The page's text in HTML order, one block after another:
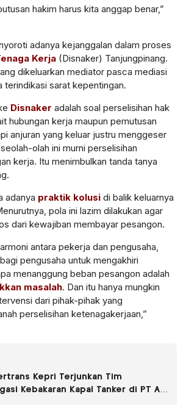
hakim harus kita anggap benar,”
adanya kejanggalan dalam proses
Kerja (Disnaker) Tanjungpinang.
dikeluarkan mediator pasca mediasi
terindikasi sarat kepentingan.
Disnaker adalah soal perselisihan hak
hubungan kerja maupun pemutusan
anjuran yang keluar justru menggeser
olah ini murni perselisihan
kerja. Itu menimbulkan tanda tanya
adanya praktik kolusi di balik keluarnya
pola ini lazim dilakukan agar
dari kewajiban membayar pesangon.
antara pekerja dan pengusaha,
pengusaha untuk mengakhiri
menanggung beban pesangon adalah
masalah. Dan itu hanya mungkin
dari pihak-pihak yang
perselisihan ketenagakerjaan,”
Kepri Terjunkan Tim
Kebakaran Kapal Tanker di PT ASL